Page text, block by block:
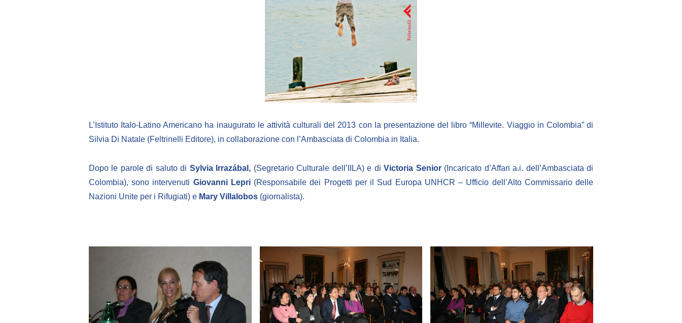
L’Istituto Italo-Latino Americano ha inaugurato le attività culturali del 2013 con la presentazione del libro “Millevite. Viaggio in Colombia” di
Silvia Di Natale (Feltrinelli Editore), in collaborazione con l’Ambasciata di Colombia in Italia.
Dopo le parole di saluto di Sylvia Irrazábal, (Segretario Culturale dell’IILA) e diVictoria Senior(Incaricato d’Affari a.i. dell’Ambasciata di
Colombia), sono intervenuti Giovanni Lepri(Responsabile dei Progetti per il Sud Europa UNHCR – Ufficio dell’Alto Commissario delle
Nazioni Unite per i Rifugiati) e Mary Villalobos (giornalista).